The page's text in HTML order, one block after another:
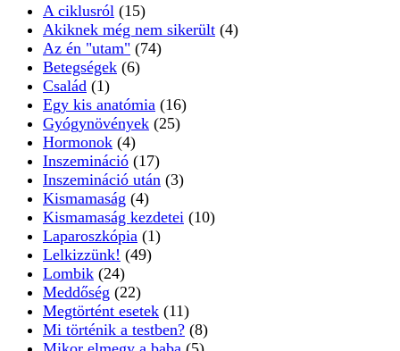
A ciklusról (15)
Akiknek még nem sikerült (4)
Az én "utam" (74)
Betegségek (6)
Család (1)
Egy kis anatómia (16)
Gyógynövények (25)
Hormonok (4)
Inszemináció (17)
Inszemináció után (3)
Kismamaság (4)
Kismamaság kezdetei (10)
Laparoszkópia (1)
Lelkizzünk! (49)
Lombik (24)
Meddőség (22)
Megtörtént esetek (11)
Mi történik a testben? (8)